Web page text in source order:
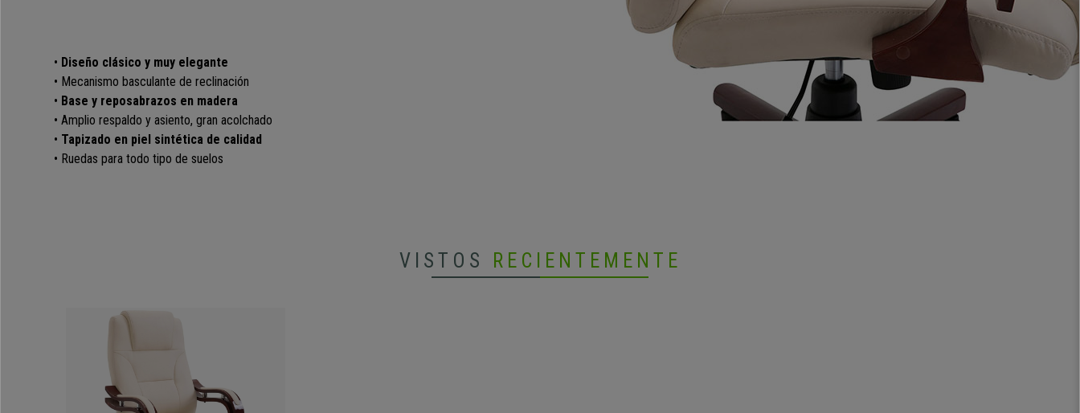
• Diseño clásico y muy elegante
• Mecanismo basculante de reclinación
• Base y reposabrazos en madera
• Amplio respaldo y asiento, gran acolchado
• Tapizado en piel sintética de calidad
• Ruedas para todo tipo de suelos
VISTOS RECIENTEMENTE